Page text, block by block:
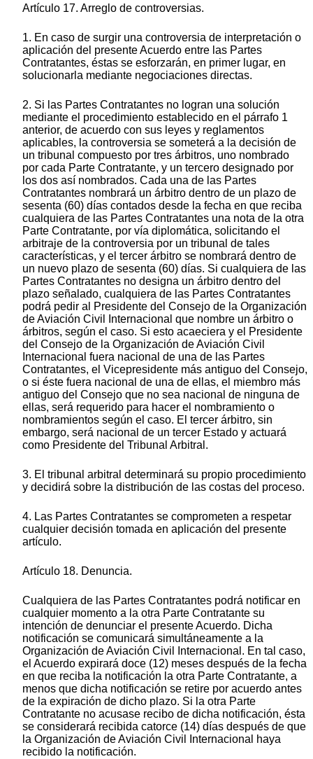
Artículo 17. Arreglo de controversias.
1. En caso de surgir una controversia de interpretación o
aplicación del presente Acuerdo entre las Partes
Contratantes, éstas se esforzarán, en primer lugar, en
solucionarla mediante negociaciones directas.
2. Si las Partes Contratantes no logran una solución
mediante el procedimiento establecido en el párrafo 1
anterior, de acuerdo con sus leyes y reglamentos
aplicables, la controversia se someterá a la decisión de
un tribunal compuesto por tres árbitros, uno nombrado
por cada Parte Contratante, y un tercero designado por
los dos así nombrados. Cada una de las Partes
Contratantes nombrará un árbitro dentro de un plazo de
sesenta (60) días contados desde la fecha en que reciba
cualquiera de las Partes Contratantes una nota de la otra
Parte Contratante, por vía diplomática, solicitando el
arbitraje de la controversia por un tribunal de tales
características, y el tercer árbitro se nombrará dentro de
un nuevo plazo de sesenta (60) días. Si cualquiera de las
Partes Contratantes no designa un árbitro dentro del
plazo señalado, cualquiera de las Partes Contratantes
podrá pedir al Presidente del Consejo de la Organización
de Aviación Civil Internacional que nombre un árbitro o
árbitros, según el caso. Si esto acaeciera y el Presidente
del Consejo de la Organización de Aviación Civil
Internacional fuera nacional de una de las Partes
Contratantes, el Vicepresidente más antiguo del Consejo,
o si éste fuera nacional de una de ellas, el miembro más
antiguo del Consejo que no sea nacional de ninguna de
ellas, será requerido para hacer el nombramiento o
nombramientos según el caso. El tercer árbitro, sin
embargo, será nacional de un tercer Estado y actuará
como Presidente del Tribunal Arbitral.
3. El tribunal arbitral determinará su propio procedimiento
y decidirá sobre la distribución de las costas del proceso.
4. Las Partes Contratantes se comprometen a respetar
cualquier decisión tomada en aplicación del presente
artículo.
Artículo 18. Denuncia.
Cualquiera de las Partes Contratantes podrá notificar en
cualquier momento a la otra Parte Contratante su
intención de denunciar el presente Acuerdo. Dicha
notificación se comunicará simultáneamente a la
Organización de Aviación Civil Internacional. En tal caso,
el Acuerdo expirará doce (12) meses después de la fecha
en que reciba la notificación la otra Parte Contratante, a
menos que dicha notificación se retire por acuerdo antes
de la expiración de dicho plazo. Si la otra Parte
Contratante no acusase recibo de dicha notificación, ésta
se considerará recibida catorce (14) días después de que
la Organización de Aviación Civil Internacional haya
recibido la notificación.